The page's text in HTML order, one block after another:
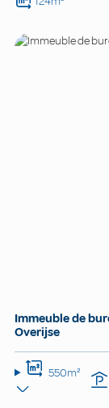
Immeuble de
Overijse
550m²